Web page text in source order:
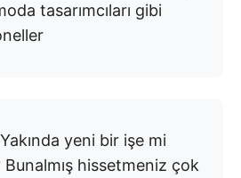
tasarımcıları gibi
Yakında yeni bir işe mi
Bunalmış hissetmeniz çok